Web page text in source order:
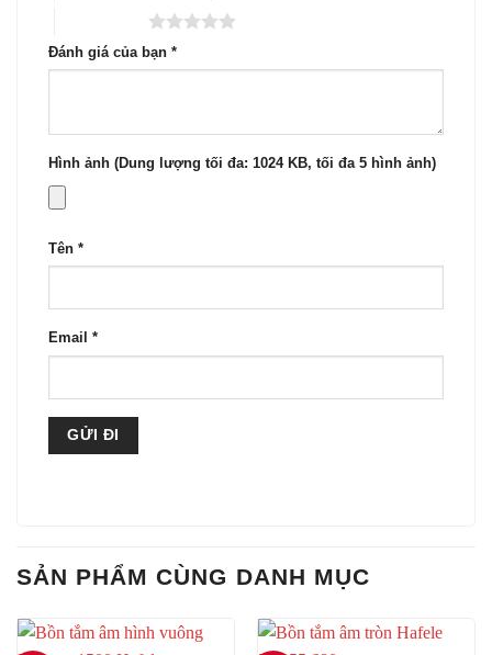
Đánh giá của bạn *
Hình ảnh (Dung lượng tối đa: 1024 KB, tối đa 5 hình ảnh)
Tên *
Email *
SẢN PHẨM CÙNG DANH MỤC